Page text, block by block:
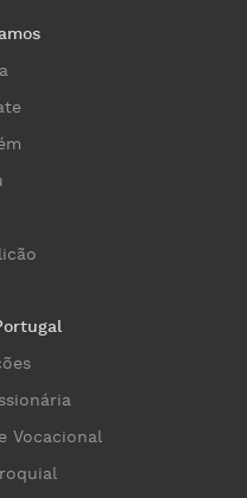
Vocacional